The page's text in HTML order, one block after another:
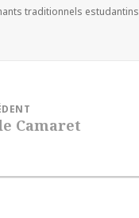
traditionnels estudantins
Camaret